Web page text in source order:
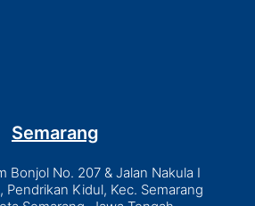
Semarang
Bonjol No. 207 & Jalan Nakula I
Pendrikan Kidul, Kec. Semarang